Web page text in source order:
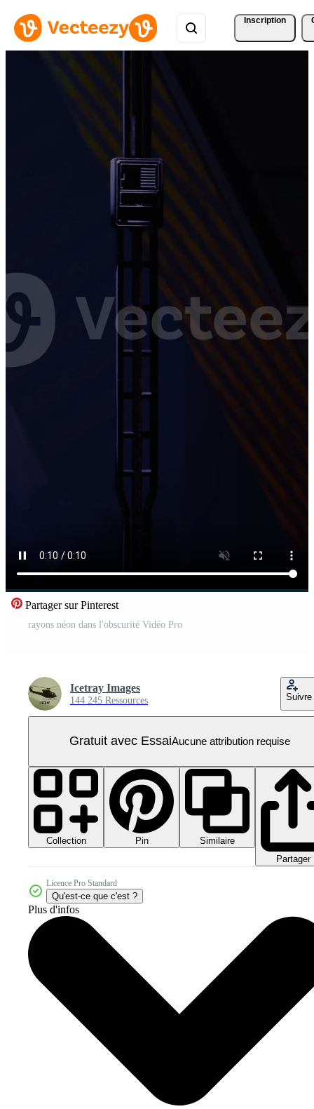
Inscription
Partager sur Pinterest
rayons néon dans l'obscurité Vidéo Pro
Icetray Images
144 245 Ressources Suivre
Gratuit avec EssaiAucune attribution requise
Collection Pin
Similaire
Partager
Licence Pro Standard
Qu'est-ce que c'est ?
Plus d'infos